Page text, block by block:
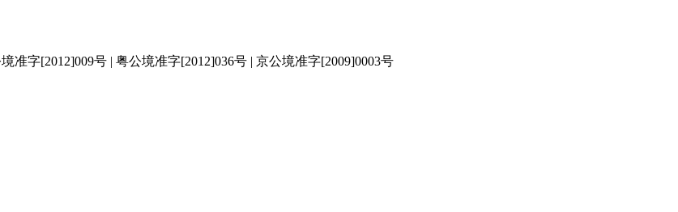
准字[2012]009号 | 粤公境准字[2012]036号 | 京公境准字[2009]0003号